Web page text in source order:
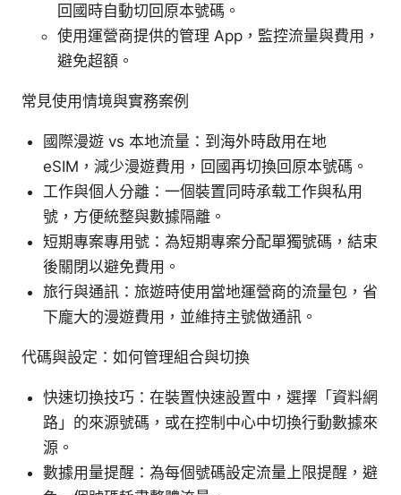
回國時自動切回原本號碼。
使用運營商提供的管理 App，監控流量與費用，
避免超額。
常見使用情境與實務案例
國際漫遊 vs 本地流量：到海外時啟用在地
eSIM，減少漫遊費用，回國再切換回原本號碼。
工作與個人分離：一個裝置同時承载工作與私用
號，方便統整與數據隔離。
短期專案專用號：為短期專案分配單獨號碼，結束
後關閉以避免費用。
旅行與通訊：旅遊時使用當地運營商的流量包，省
下龐大的漫遊費用，並維持主號做通訊。
代碼與設定：如何管理組合與切換
快速切換技巧：在裝置快速設置中，選擇「資料網
路」的來源號碼，或在控制中心中切換行動數據來
源。
數據用量提醒：為每個號碼設定流量上限提醒，避